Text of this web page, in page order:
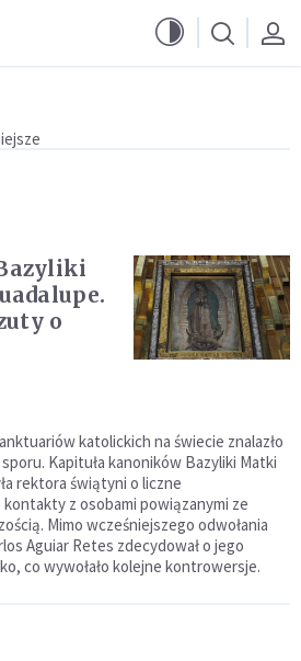
o
katolickich na świecie znalazło
Kapituła kanoników Bazyliki Matki
rektora świątyni o liczne
z osobami powiązanymi ze
Mimo wcześniejszego odwołania
Aguiar Retes zdecydował o jego
co wywołało kolejne kontrowersje.